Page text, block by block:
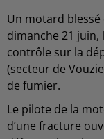
Un motard blessé
dimanche 21 juin,
contrôle sur la
(secteur de
de fumier.
Le pilote de la
d’une fracture